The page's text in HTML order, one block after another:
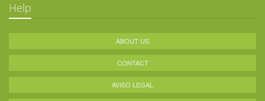
Help
ABOUT US
CONTACT
AVISO LEGAL